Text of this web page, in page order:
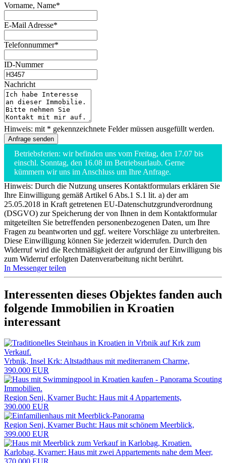
Vorname, Name*
E-Mail Adresse*
Telefonnummer*
ID-Nummer
Nachricht
Hinweis: mit * gekennzeichnete Felder müssen ausgefüllt werden.
Betriebsferien: wir befinden uns vom Freitag, den 17.07 bis
einschl. Sonntag, den 16.08 im Betriebsurlaub. Gerne
kümmern wir uns im Anschluss um Ihre Anfrage.
Hinweis: Durch die Nutzung unseres Kontaktformulars erklären Sie
Ihre Einwilligung gemäß Artikel 6 Abs.1 S.1 lit. a) der am
25.05.2018 in Kraft getretenen EU-Datenschutzgrundverordnung
(DSGVO) zur Speicherung der von Ihnen in dem Kontaktformular
mitgeteilten Sie betreffenden personenbezogenen Daten, um Ihre
Fragen zu beantworten und ggf. weitere Vorschläge zu unterbreiten.
Diese Einwilligung können Sie jederzeit widerrufen. Durch den
Widerruf wird die Rechtmäßigkeit der aufgrund der Einwilligung bis
zum Widerruf erfolgten Datenverarbeitung nicht berührt.
In Messenger teilen
Interessenten dieses Objektes fanden auch
folgende Immobilien in Kroatien
interessant
Vrbnik, Insel Krk: Altstadthaus mit mediterranem Charme,
390.000 EUR
Region Senj, Kvarner Bucht: Haus mit 4 Appartements,
390.000 EUR
Region Senj, Kvarner Bucht: Haus mit schönem Meerblick,
399.000 EUR
Karlobag, Kvarner: Haus mit zwei Appartements nahe dem Meer,